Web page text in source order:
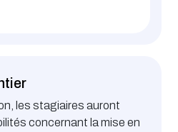
les stagiaires auront
concernant la mise en